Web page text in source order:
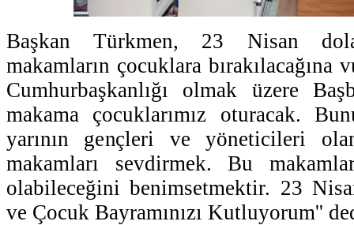
Başkan Türkmen, 23 Nisan
makamların çocuklara bırakılacağına
Cumhurbaşkanlığı olmak üzere
makama çocuklarımız oturacak.
yarının gençleri ve yöneticileri
makamları sevdirmek. Bu
olabileceğini benimsetmektir. 23
ve Çocuk Bayramınızı Kutluyorum''